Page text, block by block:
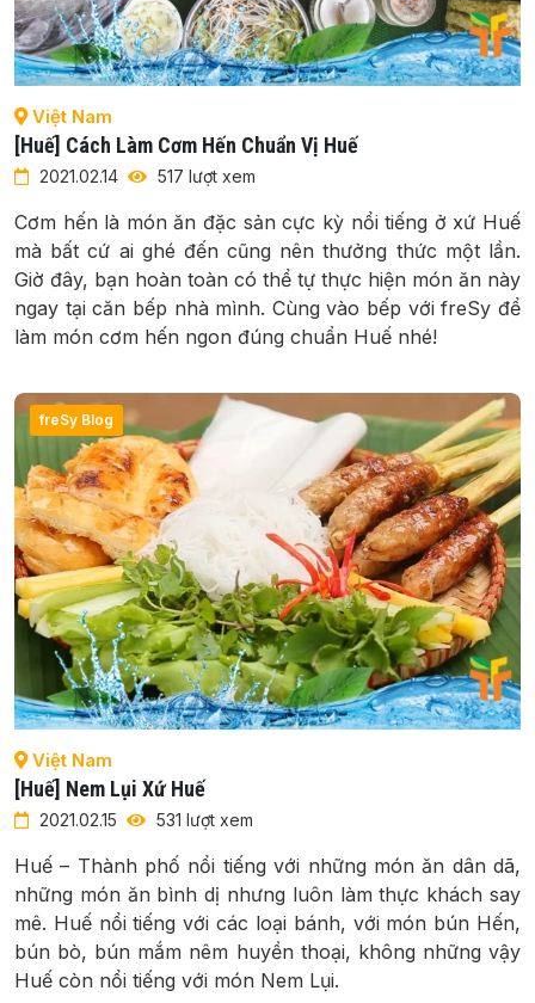
Việt Nam
[Huế] Cách Làm Cơm Hến Chuẩn Vị Huế
2021.02.14 517 lượt xem
Cơm hến là món ăn đặc sản cực kỳ nổi tiếng ở xứ Huế
mà bất cứ ai ghé đến cũng nên thưởng thức một lần.
Giờ đây, bạn hoàn toàn có thể tự thực hiện món ăn này
ngay tại căn bếp nhà mình. Cùng vào bếp với freSy để
làm món cơm hến ngon đúng chuẩn Huế nhé!
freSy Blog
Việt Nam
[Huế] Nem Lụi Xứ Huế
2021.02.15 531 lượt xem
Huế – Thành phố nổi tiếng với những món ăn dân dã,
những món ăn bình dị nhưng luôn làm thực khách say
mê. Huế nổi tiếng với các loại bánh, với món bún Hến,
bún bò, bún mắm nêm huyền thoại, không những vậy
Huế còn nổi tiếng với món Nem Lụi.